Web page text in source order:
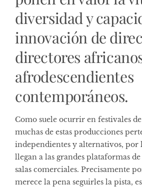
diversidad y
innovación de
directores
afrodescendientes
contemporáneos.
Como suele ocurrir en festivales
muchas de estas producciones
independientes y alternativos, por
llegan a las grandes plataformas
salas comerciales. Precisamente
merece la pena seguirles la pista,